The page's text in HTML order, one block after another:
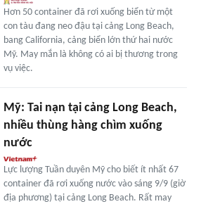
Hơn 50 container đã rơi xuống biển từ một
con tàu đang neo đậu tại cảng Long Beach,
bang California, cảng biển lớn thứ hai nước
Mỹ. May mắn là không có ai bị thương trong
vụ việc.
Mỹ: Tai nạn tại cảng Long Beach,
nhiều thùng hàng chìm xuống
nước
Lực lượng Tuần duyên Mỹ cho biết ít nhất 67
container đã rơi xuống nước vào sáng 9/9 (giờ
địa phương) tại cảng Long Beach. Rất may